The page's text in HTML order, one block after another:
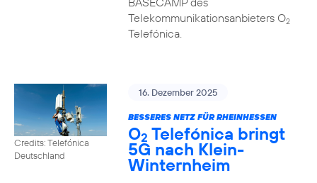
Telekommunikationsanbieters O2
Telefónica.
Credits: Telefónica
Deutschland
16. Dezember 2025
BESSERES NETZ FÜR RHEINHESSEN
O2 Telefónica bringt
5G nach Klein-
Winternheim